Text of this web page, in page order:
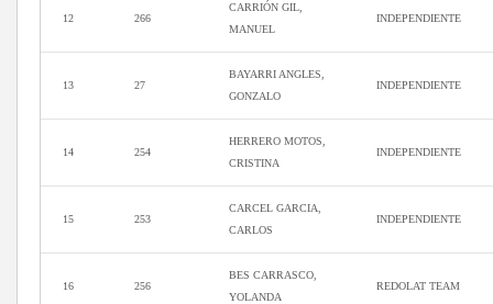
12 266
CARRIÓN GIL,
MANUEL
INDEPENDIENTE
13 27
BAYARRI ANGLES,
GONZALO
INDEPENDIENTE
14 254
HERRERO MOTOS,
CRISTINA
INDEPENDIENTE
15 253
CARCEL GARCIA,
CARLOS
INDEPENDIENTE
16 256
BES CARRASCO,
YOLANDA
REDOLAT TEAM